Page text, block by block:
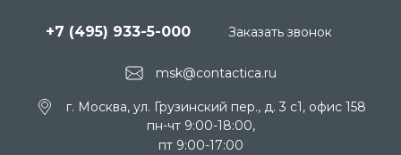
msk@contactica.ru
+7 (495) 933-5-000
г. Москва, ул. Грузинский пер., д. 3 c1, офис 158
пн-чт 9:00-18:00,
пт 9:00-17:00
Заказать звонок